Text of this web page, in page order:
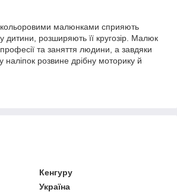
кольоровими малюнками сприяють
дитини, розширяють її кругозір. Малюк
професії та заняття людини, а завдяки
розвине дрібну моторику й
Кенгуру
Україна